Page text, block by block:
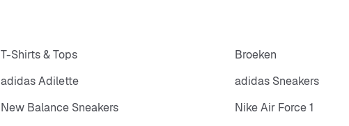
T-Shirts & Tops Broeken
adidas Adilette adidas Sneakers
New Balance Sneakers Nike Air Force 1